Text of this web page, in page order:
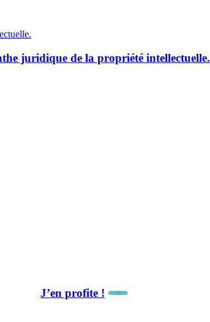
juridique de la propriété intellectuelle.
J’en profite !